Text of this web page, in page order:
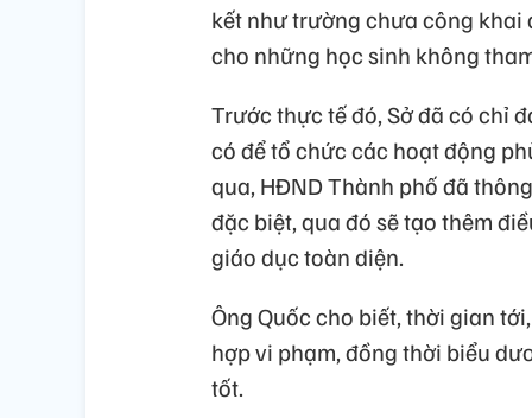
kết như trường chưa công
cho những học sinh không
Trước thực tế đó, Sở đã có chỉ
có để tổ chức các hoạt động
qua, HĐND Thành phố đã
đặc biệt, qua đó sẽ tạo thêm
giáo dục toàn diện.
Ông Quốc cho biết, thời gian
hợp vi phạm, đồng thời biểu
tốt.